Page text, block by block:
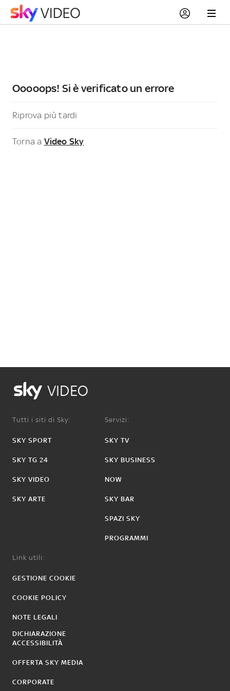
Ooooops! Si è verificato un errore
Riprova più tardi
Torna a Video Sky
VIDEO
Tutti i siti di Sky:
SKY SPORT
SKY TG 24
SKY VIDEO
SKY ARTE
Servizi:
SKY TV
SKY BUSINESS
NOW
SKY BAR
SPAZI SKY
PROGRAMMI
Link utili:
GESTIONE COOKIE
COOKIE POLICY
NOTE LEGALI
DICHIARAZIONE
ACCESSIBILITÀ
OFFERTA SKY MEDIA
CORPORATE